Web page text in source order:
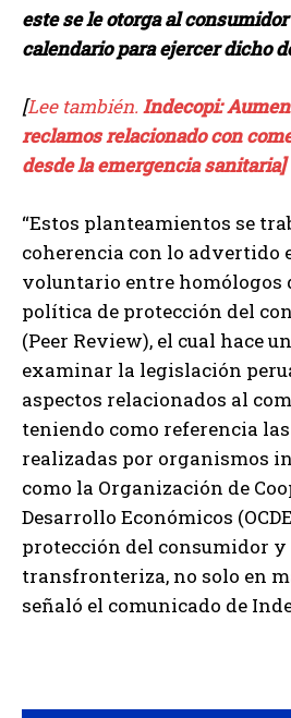
este se le otorga al
calendario para ejercer dicho
[Lee también. Indecopi:
reclamos relacionado con
desde la emergencia sanitaria]
“Estos planteamientos se
coherencia con lo advertido
voluntario entre homólogos
política de protección del
(Peer Review), el cual hace
examinar la legislación
aspectos relacionados al
teniendo como referencia
realizadas por organismos
como la Organización de
Desarrollo Económicos
protección del consumidor y
transfronteriza, no solo en
señaló el comunicado de